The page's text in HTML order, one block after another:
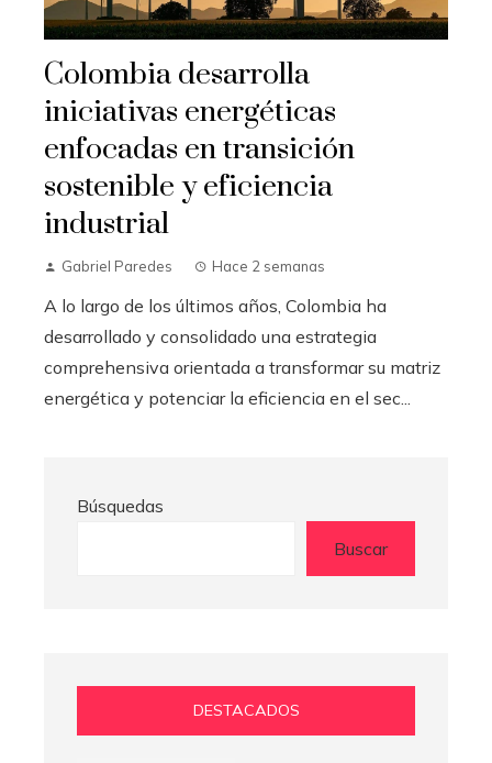
Colombia desarrolla
iniciativas energéticas
enfocadas en transición
sostenible y eficiencia
industrial
Gabriel Paredes Hace 2 semanas
A lo largo de los últimos años, Colombia ha
desarrollado y consolidado una estrategia
comprehensiva orientada a transformar su matriz
energética y potenciar la eficiencia en el sec...
Búsquedas
Buscar
DESTACADOS